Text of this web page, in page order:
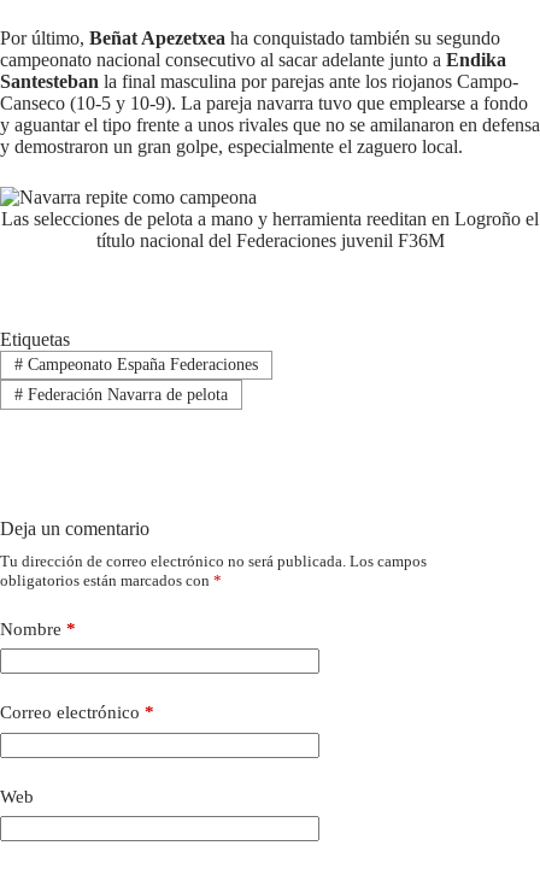
Por último, Beñat Apezetxea ha conquistado también su segundo
campeonato nacional consecutivo al sacar adelante junto a Endika
Santesteban la final masculina por parejas ante los riojanos Campo-
Canseco (10-5 y 10-9). La pareja navarra tuvo que emplearse a fondo
y aguantar el tipo frente a unos rivales que no se amilanaron en defensa
y demostraron un gran golpe, especialmente el zaguero local.
Las selecciones de pelota a mano y herramienta reeditan en Logroño el
título nacional del Federaciones juvenil F36M
Etiquetas
#Campeonato España Federaciones
#Federación Navarra de pelota
Deja un comentario
Tu dirección de correo electrónico no será publicada. Los campos
obligatorios están marcados con *
Nombre *
Correo electrónico *
Web